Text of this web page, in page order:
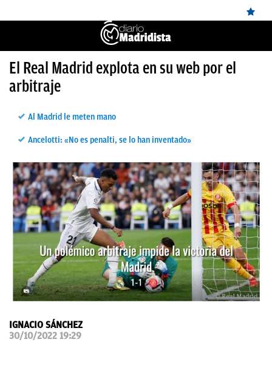
ÚLTIMAS
NOTICIAS
CANTERA
FICHAJES
DIRECTO
FEMENINO
PAPARAZZI
OKDIARIO
El Real Madrid explota en su web por el
arbitraje
Al Madrid le meten mano
Ancelotti: «No es penalti, se lo han inventado»
IGNACIO SÁNCHEZ
30/10/2022 19:29